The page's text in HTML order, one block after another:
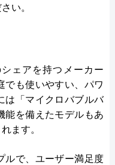
い。
ェアを持つメーカー
でも使いやすい、パワ
は「マイクロバブルバ
能を備えたモデルもあ
ます。
ルで、ユーザー満足度